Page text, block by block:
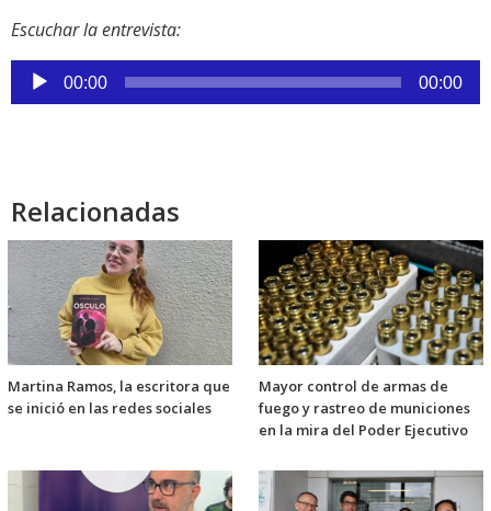
Escuchar la entrevista:
Reproductor
de
00:00 00:00
Relacionadas
Martina Ramos, la escritora que
se inició en las redes sociales
Mayor control de armas de
fuego y rastreo de municiones
en la mira del Poder Ejecutivo